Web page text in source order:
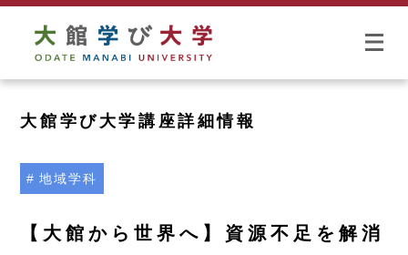
大館学び大学講座詳細情報
地域学科
【⼤館から世界へ】資源不⾜を解消